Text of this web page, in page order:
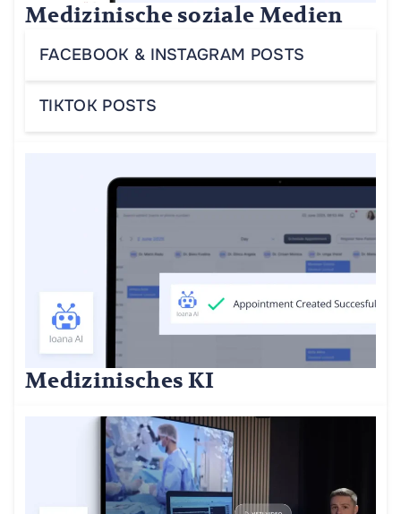
Medizinische soziale Medien
FACEBOOK & INSTAGRAM POSTS
TIKTOK POSTS
Medizinisches KI